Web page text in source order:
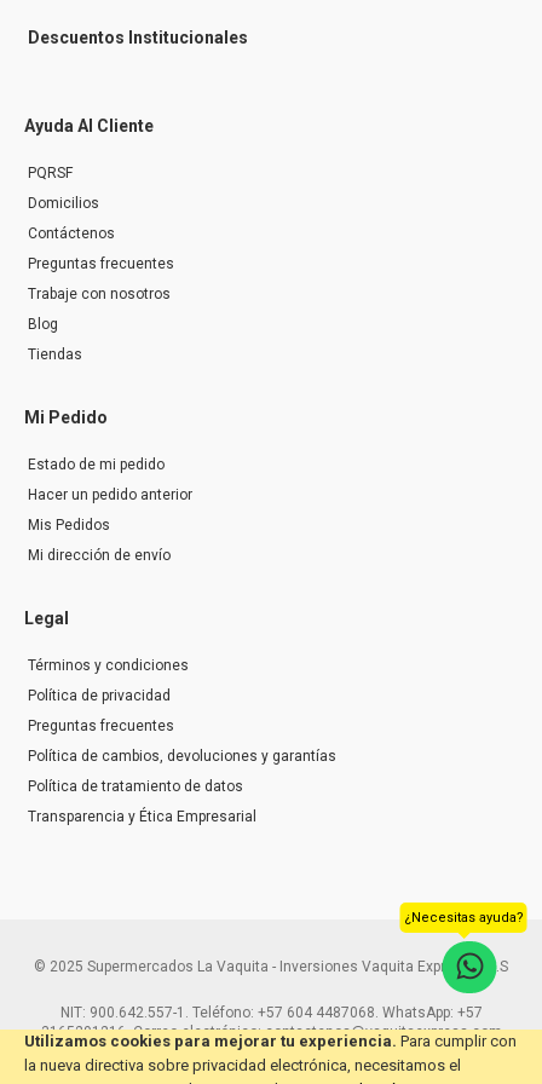
Utilizamos cookies para mejorar tu experiencia. Para cumplir con
la nueva directiva sobre privacidad electrónica, necesitamos el
Descuentos Institucionales
Ayuda Al Cliente
PQRSF
Domicilios
Contáctenos
Preguntas frecuentes
Trabaje con nosotros
Blog
Tiendas
Mi Pedido
Estado de mi pedido
Hacer un pedido anterior
Mis Pedidos
Mi dirección de envío
Legal
Términos y condiciones
Política de privacidad
Preguntas frecuentes
Política de cambios, devoluciones y garantías
Política de tratamiento de datos
Transparencia y Ética Empresarial
© 2025 Supermercados La Vaquita - Inversiones Vaquita Express S.A.S
NIT: 900.642.557-1. Teléfono: +57 604 4487068. WhatsApp: +57
3165291216. Correo electrónico: contactenos@vaquitaexpress.com
¿Necesitas ayuda?